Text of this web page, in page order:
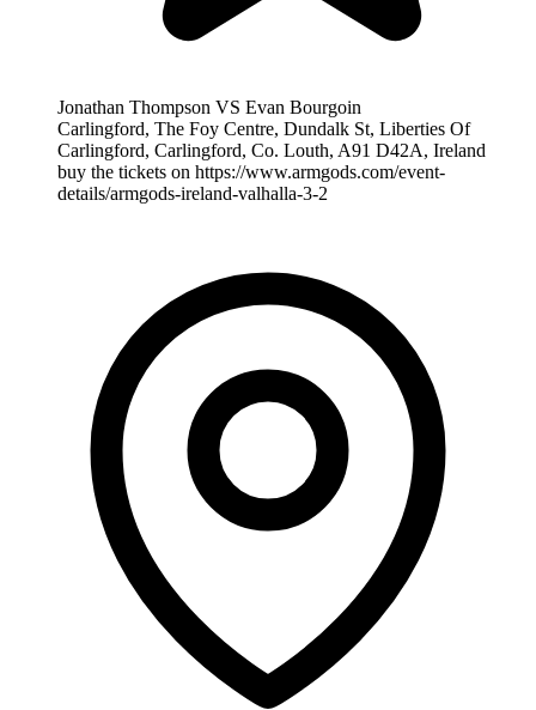
Jonathan Thompson VS Evan Bourgoin
Carlingford, The Foy Centre, Dundalk St, Liberties Of
Carlingford, Carlingford, Co. Louth, A91 D42A, Ireland
buy the tickets on https://www.armgods.com/event-
details/armgods-ireland-valhalla-3-2